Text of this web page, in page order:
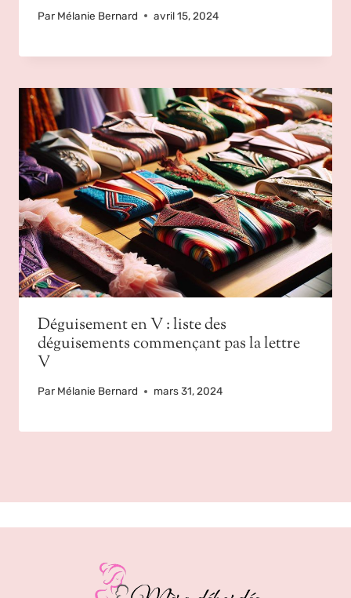
Par Mélanie Bernard avril 15, 2024
Déguisement en V : liste des
déguisements commençant pas la lettre
V
Par Mélanie Bernard mars 31, 2024